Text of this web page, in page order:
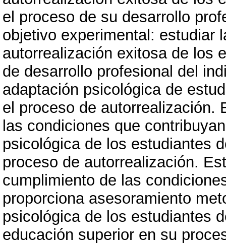
el proceso de su desarrollo
objetivo experimental: estudiar
autorrealización exitosa de los
de desarrollo profesional del
adaptación psicológica de
el proceso de autorrealización.
las condiciones que
psicológica de los estudiantes
proceso de autorrealización.
cumplimiento de las
proporciona asesoramiento
psicológica de los estudiantes
educación superior en su